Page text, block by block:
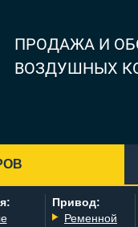
ПРОДАЖА И
ВОЗДУШНЫХ
Привод:
Ременной